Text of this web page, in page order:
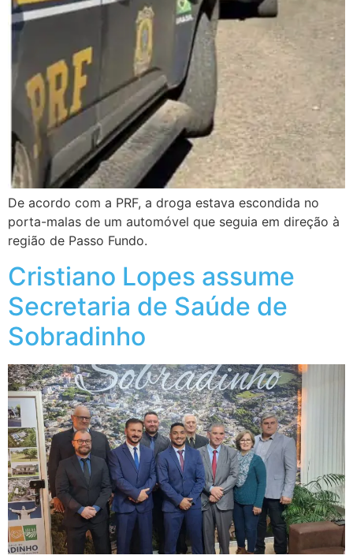
De acordo com a PRF, a droga estava escondida no
porta-malas de um automóvel que seguia em direção à
região de Passo Fundo.
Cristiano Lopes assume
Secretaria de Saúde de
Sobradinho